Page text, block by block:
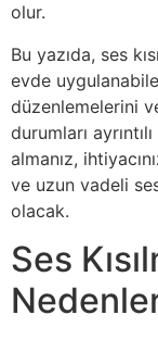
olur.
Bu yazıda, ses
evde
düzenlemelerini
durumları
almanız,
ve uzun vadeli
olacak.
Ses